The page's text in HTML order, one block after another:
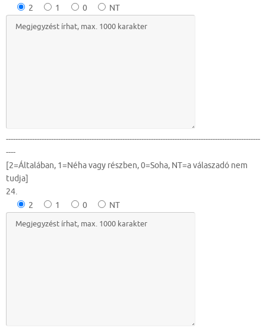
2
1 0 NT
-----------------------------------------------------------------------------------------------------------
----
[2=Általában, 1=Néha vagy részben, 0=Soha, NT=a válaszadó nem
tudja]
24.
2
1 0 NT